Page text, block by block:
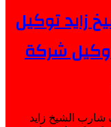
زايد توكيل
شركة
الشيخ زايد